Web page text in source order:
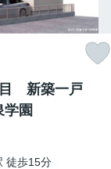
目 新築一戸
園
徒歩15分